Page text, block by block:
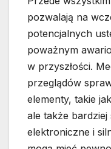
pozwalają na
potencjalnych
poważnym
w przyszłości.
przeglądów
elementy, takie
ale także bardziej
elektroniczne i